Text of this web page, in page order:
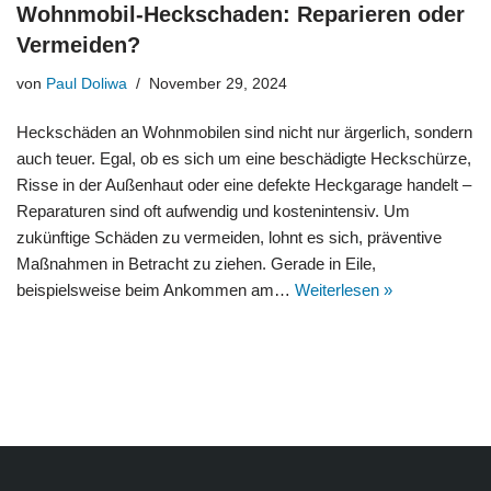
Wohnmobil-Heckschaden: Reparieren oder
Vermeiden?
von Paul Doliwa November 29, 2024
Heckschäden an Wohnmobilen sind nicht nur ärgerlich, sondern
auch teuer. Egal, ob es sich um eine beschädigte Heckschürze,
Risse in der Außenhaut oder eine defekte Heckgarage handelt –
Reparaturen sind oft aufwendig und kostenintensiv. Um
zukünftige Schäden zu vermeiden, lohnt es sich, präventive
Maßnahmen in Betracht zu ziehen. Gerade in Eile,
beispielsweise beim Ankommen am… Weiterlesen »